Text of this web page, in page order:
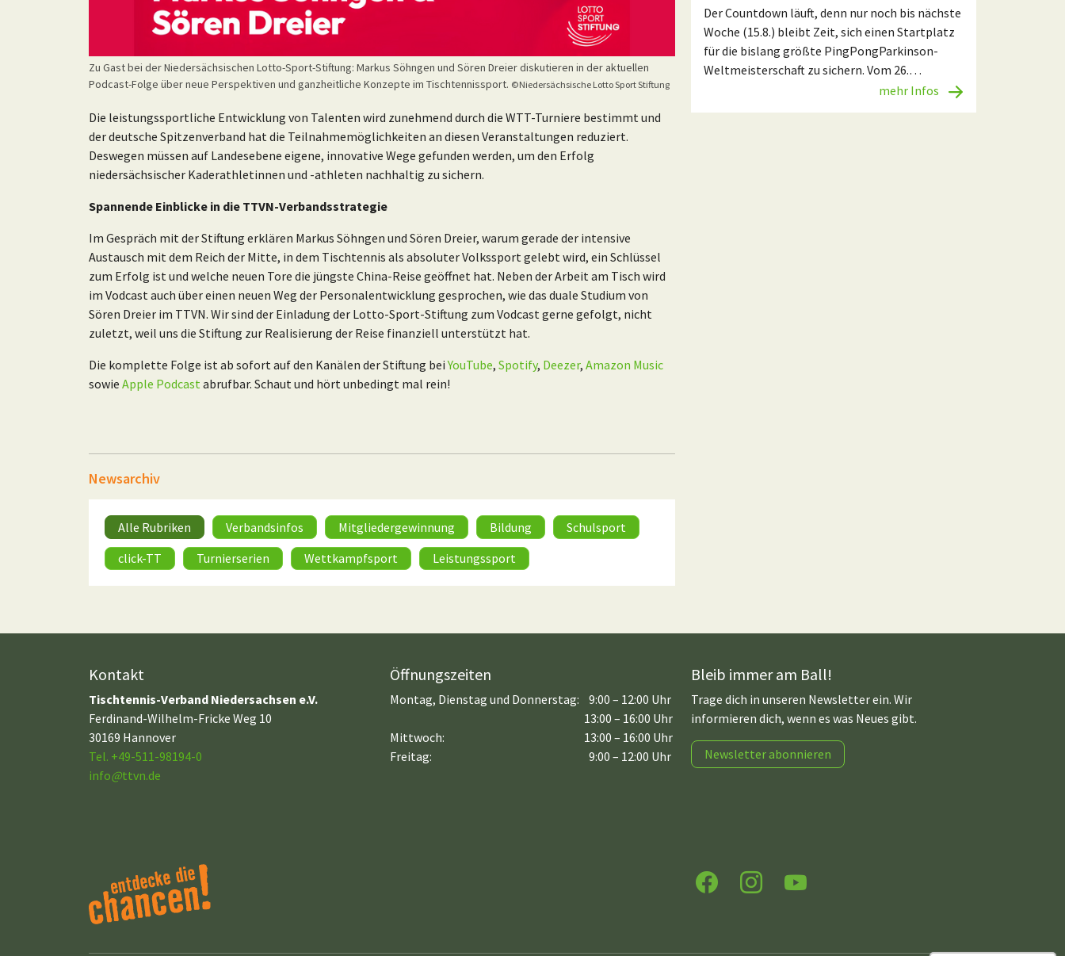
Zu Gast bei der Niedersächsischen Lotto-Sport-Stiftung: Markus Söhngen und Sören Dreier diskutieren in der aktuellen
Podcast-Folge über neue Perspektiven und ganzheitliche Konzepte im Tischtennissport. ©Niedersächsische Lotto Sport Stiftung
Die leistungssportliche Entwicklung von Talenten wird zunehmend durch die WTT-Turniere bestimmt und
der deutsche Spitzenverband hat die Teilnahmemöglichkeiten an diesen Veranstaltungen reduziert.
Deswegen müssen auf Landesebene eigene, innovative Wege gefunden werden, um den Erfolg
niedersächsischer Kaderathletinnen und -athleten nachhaltig zu sichern.
Spannende Einblicke in die TTVN-Verbandsstrategie
Im Gespräch mit der Stiftung erklären Markus Söhngen und Sören Dreier, warum gerade der intensive
Austausch mit dem Reich der Mitte, in dem Tischtennis als absoluter Volkssport gelebt wird, ein Schlüssel
zum Erfolg ist und welche neuen Tore die jüngste China-Reise geöffnet hat. Neben der Arbeit am Tisch wird
im Vodcast auch über einen neuen Weg der Personalentwicklung gesprochen, wie das duale Studium von
Sören Dreier im TTVN. Wir sind der Einladung der Lotto-Sport-Stiftung zum Vodcast gerne gefolgt, nicht
zuletzt, weil uns die Stiftung zur Realisierung der Reise finanziell unterstützt hat.
Die komplette Folge ist ab sofort auf den Kanälen der Stiftung beiYouTube, Spotify, Deezer, Amazon Music
sowie Apple Podcast abrufbar. Schaut und hört unbedingt mal rein!
Der Countdown läuft, denn nur noch bis nächste
Woche (15.8.) bleibt Zeit, sich einen Startplatz
für die bislang größte PingPongParkinson-
Weltmeisterschaft zu sichern. Vom 26.…
mehr Infos
Newsarchiv
Alle Rubriken Verbandsinfos Mitgliedergewinnung Bildung
Schulsport
click-TT
Turnierserien Wettkampfsport Leistungssport
Kontakt
Tischtennis-Verband Niedersachsen e.V.
Ferdinand-Wilhelm-Fricke Weg 10
30169 Hannover
Tel. +49-511-98194-0
info@ttvn.de
Öffnungszeiten
Montag, Dienstag und Donnerstag:
9:00 – 12:00 Uhr
13:00 – 16:00 Uhr
Mittwoch:
Freitag:
13:00 – 16:00 Uhr
9:00 – 12:00 Uhr
Bleib immer am Ball!
Trage dich in unseren Newsletter ein. Wir
informieren dich, wenn es was Neues gibt.
Newsletter abonnieren